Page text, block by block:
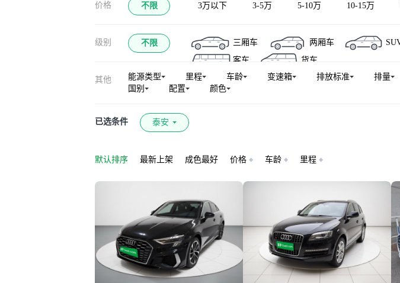
奥迪A3(进口) 奥迪Q2L e-tron 奥迪TT
奥迪Q5(进口) 奥迪S5 奥迪e-tron(进口)
奥迪S6 奥迪RS 4 奥迪RS 3
奥迪S7 奥迪Q7新能源 奥迪A8新能源
价格 不限 3万以下 3-5万 5-10万 10-15万
级别 不限 三厢车 两厢车
客车
货车
其他 能源类型 里程 车龄 变速箱 排放标准 排量
国别
配置 颜色
已选条件 泰安
默认排序 最新上架 成色最好 价格 车龄 里程